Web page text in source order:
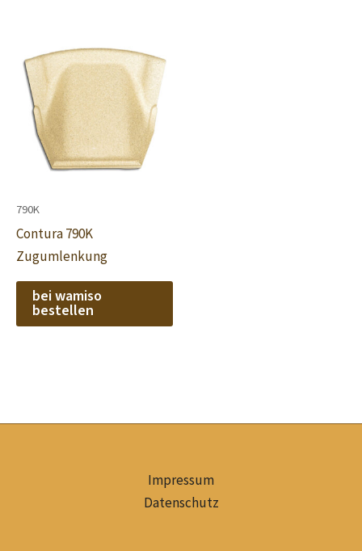
790K
Contura 790K
Zugumlenkung
bei wamiso
bestellen
Impressum
Datenschutz